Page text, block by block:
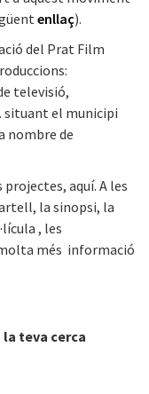
enllaç).
del Prat Film
televisió,
situant el municipi
nombre de
aquí. A les
la sinopsi, la
, les
més informació
la teva cerca